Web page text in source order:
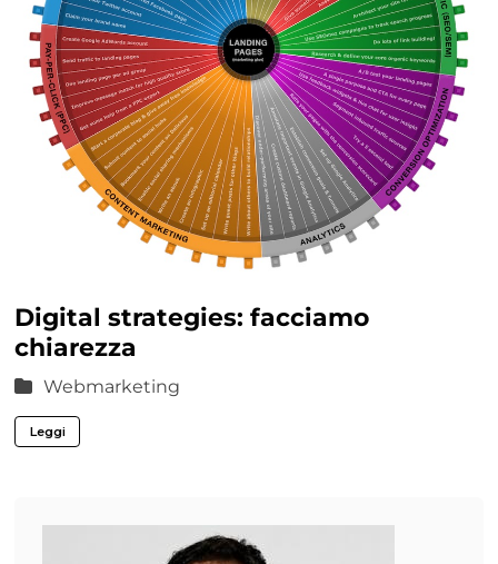
Digital strategies: facciamo
chiarezza
Webmarketing
Leggi